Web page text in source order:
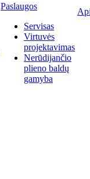
Paslaugos
Servisas
Virtuvės
projektavimas
Nerūdijančio
plieno baldų
gamyba